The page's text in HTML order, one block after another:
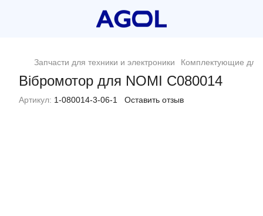
Запчасти для техники и электроники Комплектующие для
Вібромотор для NOMI C080014
Артикул: 1-080014-3-06-1 Оставить отзыв